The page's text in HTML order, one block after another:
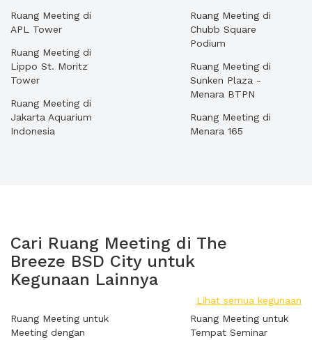
Ruang Meeting di
APL Tower
Ruang Meeting di
Lippo St. Moritz
Tower
Ruang Meeting di
Jakarta Aquarium
Indonesia
Ruang Meeting di
Chubb Square
Podium
Ruang Meeting di
Sunken Plaza -
Menara BTPN
Ruang Meeting di
Menara 165
Cari Ruang Meeting di The
Breeze BSD City untuk
Kegunaan Lainnya
Lihat semua kegunaan
Ruang Meeting untuk
Meeting dengan
Ruang Meeting untuk
Tempat Seminar